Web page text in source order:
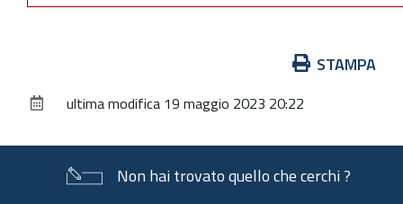
documento
STAMPA
ultima modifica 19 maggio 2023 20:22
Non hai trovato quello che cerchi ?